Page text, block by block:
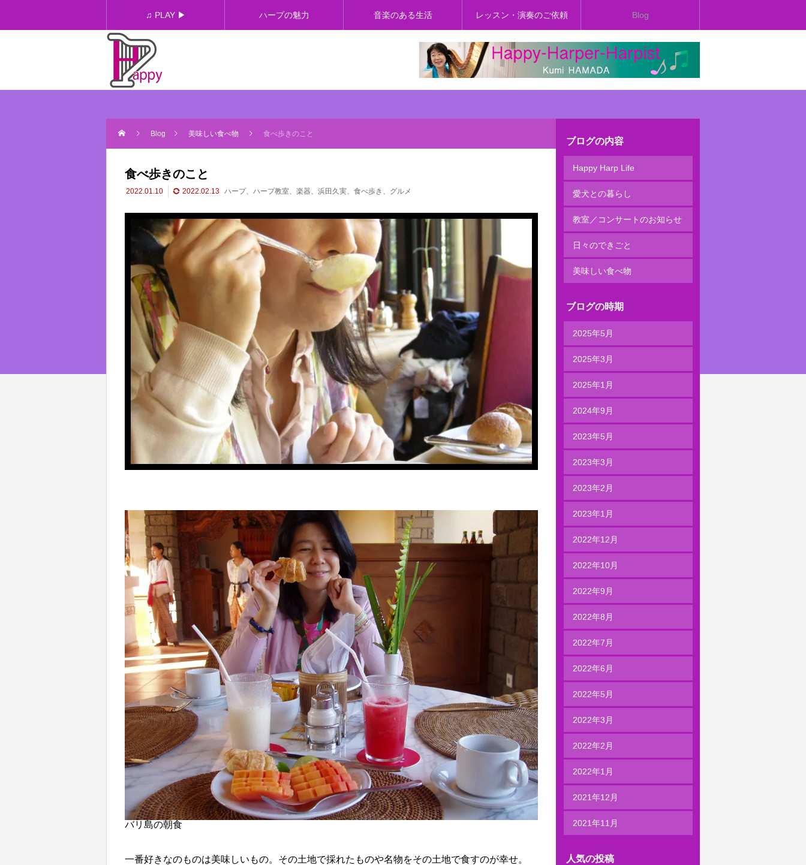
♫ PLAY ▶︎ ハープの魅力 音楽のある生活 レッスン・演奏のご依頼 Blog
Blog 美味しい食べ物 食べ歩きのこと
食べ歩きのこと
2022.01.10 2022.02.13 ハープ、ハープ教室、楽器、浜田久実、食べ歩き、グルメ
バリ島の朝食
一番好きなのものは美味しいもの。その土地で採れたものや名物をその土地で食すのが幸せ。
ブログの内容
Happy Harp Life
愛犬との暮らし
教室／コンサートのお知らせ
日々のできごと
美味しい食べ物
ブログの時期
2025年5月
2025年3月
2025年1月
2024年9月
2023年5月
2023年3月
2023年2月
2023年1月
2022年12月
2022年10月
2022年9月
2022年8月
2022年7月
2022年6月
2022年5月
2022年3月
2022年2月
2022年1月
2021年12月
2021年11月
人気の投稿